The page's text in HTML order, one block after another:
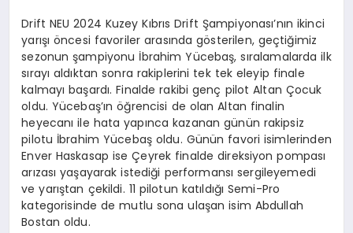
Drift NEU 2024 Kuzey Kıbrıs Drift Şampiyonası’nın ikinci
yarışı öncesi favoriler arasında gösterilen, geçtiğimiz
sezonun şampiyonu İbrahim Yücebaş, sıralamalarda ilk
sırayı aldıktan sonra rakiplerini tek tek eleyip finale
kalmayı başardı. Finalde rakibi genç pilot Altan Çocuk
oldu. Yücebaş’ın öğrencisi de olan Altan finalin
heyecanı ile hata yapınca kazanan günün rakipsiz
pilotu İbrahim Yücebaş oldu. Günün favori isimlerinden
Enver Haskasap ise Çeyrek finalde direksiyon pompası
arızası yaşayarak istediği performansı sergileyemedi
ve yarıştan çekildi. 11 pilotun katıldığı Semi-Pro
kategorisinde de mutlu sona ulaşan isim Abdullah
Bostan oldu.